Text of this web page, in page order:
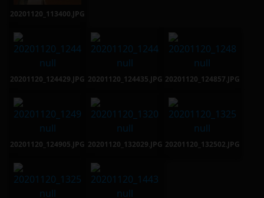
20201120_113400.JPG
20201120_124429.JPG 20201120_124435.JPG 20201120_124857.JPG
20201120_124905.JPG 20201120_132029.JPG 20201120_132502.JPG